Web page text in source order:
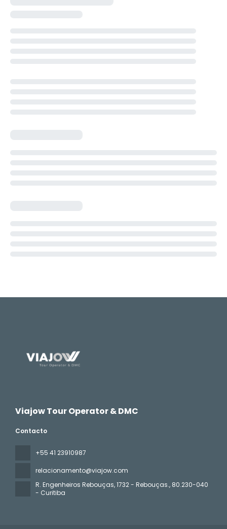
Viajow Tour Operator & DMC
Contacto
+55 41 23910987
relacionamento@viajow.com
R. Engenheiros Rebouças, 1732 - Rebouças., 80.230-040
- Curitiba